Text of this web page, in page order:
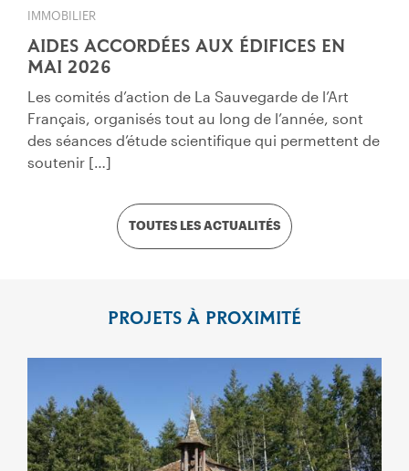
TOUTES LES ACTUALITÉS
IMMOBILIER
AIDES ACCORDÉES AUX ÉDIFICES EN
MAI 2026
Les comités d’action de La Sauvegarde de l’Art
Français, organisés tout au long de l’année, sont
des séances d’étude scientifique qui permettent de
soutenir […]
PROJETS À PROXIMITÉ